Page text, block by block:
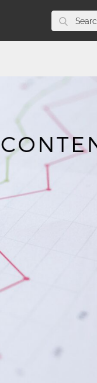
Search
for: